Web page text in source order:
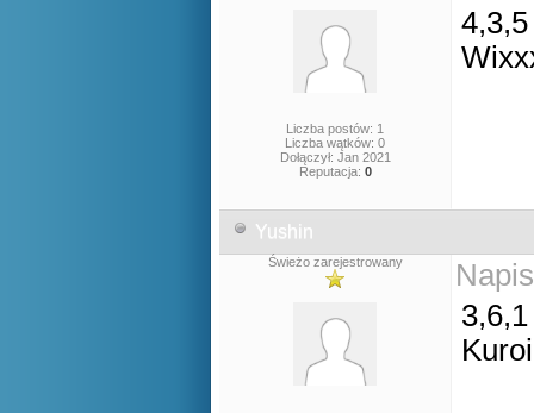
Liczba postów: 1
Liczba wątków: 0
Dołączył: Jan 2021
Reputacja: 0
4,3,5
Yushin
Świeżo zarejestrowany
3,6,1